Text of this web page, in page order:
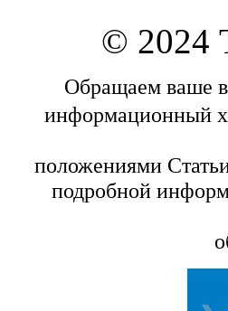
© 2024
Обращаем ваше
информационный
положениями
подробной